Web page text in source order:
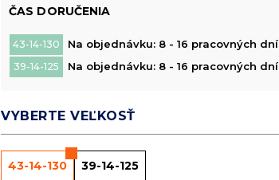
ČAS DORUČENIA
43-14-130 Na objednávku: 8 - 16 pracovných dní
39-14-125 Na objednávku: 8 - 16 pracovných dní
VYBERTE VEĽKOSŤ
43-14-130 39-14-125